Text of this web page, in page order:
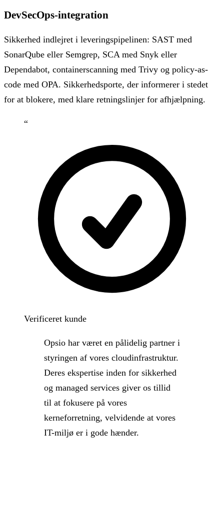
DevSecOps-integration
Sikkerhed indlejret i leveringspipelinen: SAST med
SonarQube eller Semgrep, SCA med Snyk eller
Dependabot, containerscanning med Trivy og policy-as-
code med OPA. Sikkerhedsporte, der informerer i stedet
for at blokere, med klare retningslinjer for afhjælpning.
“
Verificeret kunde
Opsio har været en pålidelig partner i
styringen af vores cloudinfrastruktur.
Deres ekspertise inden for sikkerhed
og managed services giver os tillid
til at fokusere på vores
kerneforretning, velvidende at vores
IT-miljø er i gode hænder.